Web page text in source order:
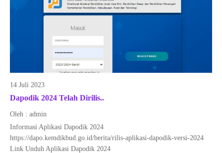
14 Juli 2023
Dapodik 2024 Telah Dirilis..
Oleh : admin
Informasi Aplikasi Dapodik 2024
https://dapo.kemdikbud.go.id/berita/rilis-aplikasi-dapodik-versi-2024
Link Unduh Aplikasi Dapodik 2024